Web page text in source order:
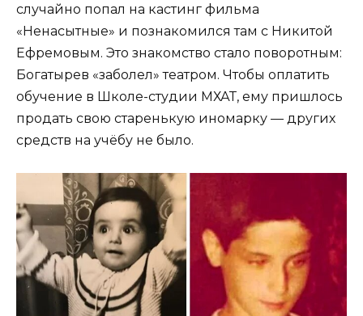
случайно попал на кастинг фильма
«Ненасытные» и познакомился там с Никитой
Ефремовым. Это знакомство стало поворотным:
Богатырев «заболел» театром. Чтобы оплатить
обучение в Школе-студии МХАТ, ему пришлось
продать свою старенькую иномарку — других
средств на учёбу не было.